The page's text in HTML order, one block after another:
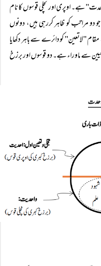
ہے۔ اوپری اور نچلی قوسوں کا نام
مراتب کو ظاہر کررہی ہیں، دونوں
"لاتعین" کو دائرے سے باہر دکھایا
سے ماوراء ہے۔ دو قوسوں اور برزخ